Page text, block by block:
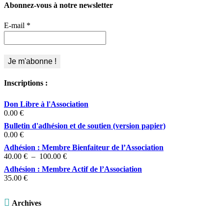
Abonnez-vous à notre newsletter
E-mail *
Inscriptions :
Don Libre à l'Association
0.00 €
Bulletin d'adhésion et de soutien (version papier)
0.00 €
Adhésion : Membre Bienfaiteur de l’Association
40.00 € – 100.00 €Plage
prix :
Adhésion : Membre Actif de l’Association
35.00 €
 Archives